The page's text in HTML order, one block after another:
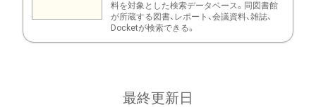
料を対象とした検索データベース。同図書館
が所蔵する図書、レポート、会議資料、雑誌、
Docketが検索できる。
最終更新日